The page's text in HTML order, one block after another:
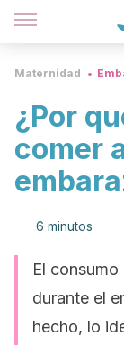
Maternidad
¿Por
comer
6 minutos
El
durante el
hecho, lo